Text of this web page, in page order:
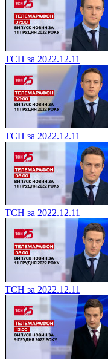
ТСН за 2022.12.11
ТСН за 2022.12.11
ТСН за 2022.12.11
ТСН за 2022.12.11